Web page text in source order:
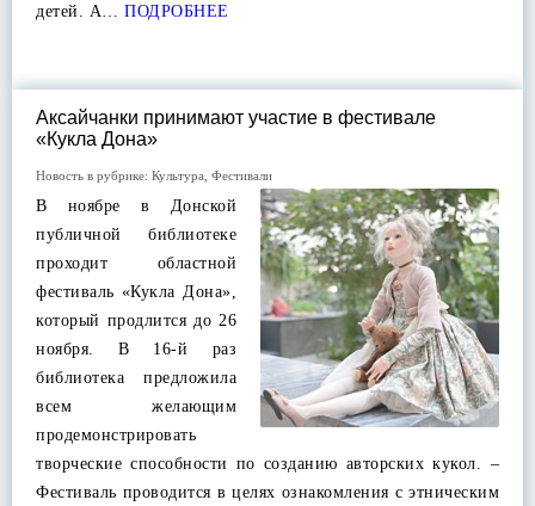
детей. А… ПОДРОБНЕЕ
Аксайчанки принимают участие в фестивале
«Кукла Дона»
Новость в рубрике: Культура Фестивали
В ноябре в Донской
публичной библиотеке
проходит областной
фестиваль «Кукла Дона»,
который продлится до 26
ноября. В 16-й раз
библиотека предложила
всем желающим
продемонстрировать
творческие способности по созданию авторских кукол. –
Фестиваль проводится в целях ознакомления с этническим